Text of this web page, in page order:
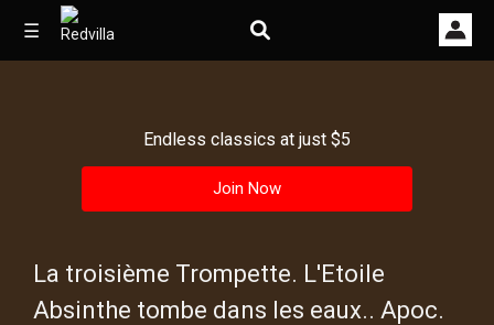
☰
Videos
Images
Endless classics at just $5
Join Now
La troisième Trompette. L'Etoile
Absinthe tombe dans les eaux.. Apoc.